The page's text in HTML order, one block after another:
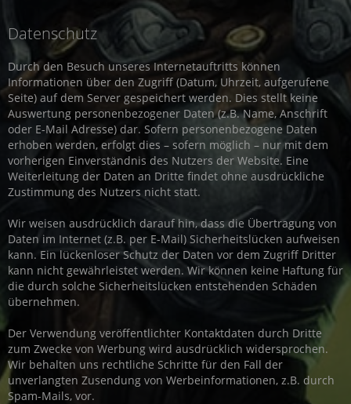
Datenschutz
Durch den Besuch unseres Internetauftritts können
Informationen über den Zugriff (Datum, Uhrzeit, aufgerufene
Seite) auf dem Server gespeichert werden. Dies stellt keine
Auswertung personenbezogener Daten (z.B. Name, Anschrift
oder E-Mail Adresse) dar. Sofern personenbezogene Daten
erhoben werden, erfolgt dies – sofern möglich – nur mit dem
vorherigen Einverständnis des Nutzers der Website. Eine
Weiterleitung der Daten an Dritte findet ohne ausdrückliche
Zustimmung des Nutzers nicht statt.
Wir weisen ausdrücklich darauf hin, dass die Übertragung von
Daten im Internet (z.B. per E-Mail) Sicherheitslücken aufweisen
kann. Ein lückenloser Schutz der Daten vor dem Zugriff Dritter
kann nicht gewährleistet werden. Wir können keine Haftung für
die durch solche Sicherheitslücken entstehenden Schäden
übernehmen.
Der Verwendung veröffentlichter Kontaktdaten durch Dritte
zum Zwecke von Werbung wird ausdrücklich widersprochen.
Wir behalten uns rechtliche Schritte für den Fall der
unverlangten Zusendung von Werbeinformationen, z.B. durch
Spam-Mails, vor.